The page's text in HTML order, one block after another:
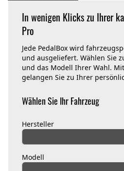
In wenigen Klicks zu Ihrer
Pro
Jede PedalBox wird
und ausgeliefert. Wählen Sie
und das Modell Ihrer Wahl.
gelangen Sie zu Ihrer
Wählen Sie Ihr Fahrzeug
Hersteller
Modell